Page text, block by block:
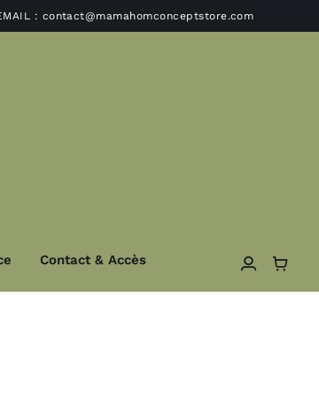
: contact@mamahomconceptstore.com
Contact & Accès